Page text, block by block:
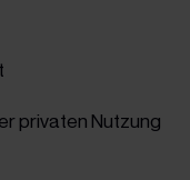
privaten Nutzung